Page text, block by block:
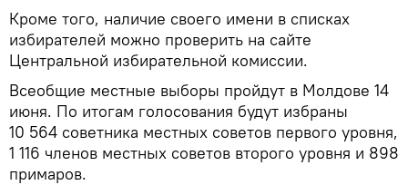
Кроме того, наличие своего имени в списках
избирателей можно проверить на сайте
Центральной избирательной комиссии.
Всеобщие местные выборы пройдут в Молдове 14
июня. По итогам голосования будут избраны
10 564 советника местных советов первого уровня,
1 116 членов местных советов второго уровня и 898
примаров.